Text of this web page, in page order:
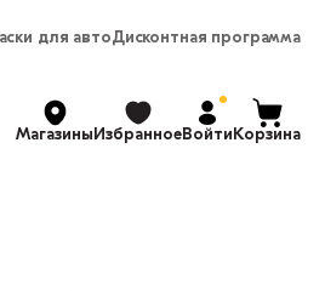
для автоДисконтная программа
МагазиныИзбранноеВойтиКорзина